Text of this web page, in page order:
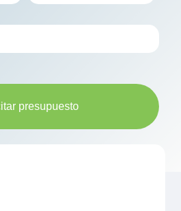
presupuesto